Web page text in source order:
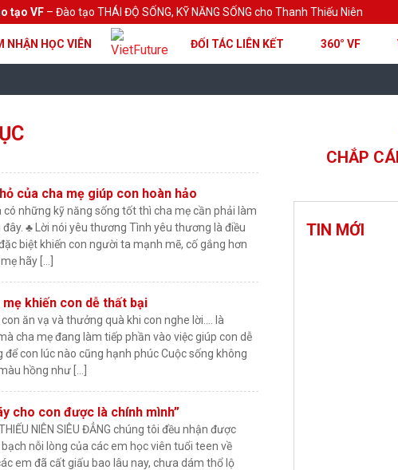
tạo VF – Đào tạo THÁI ĐỘ SỐNG, KỸ NĂNG SỐNG cho Thanh Thiếu Niên
NHẬN HỌC VIÊN ĐỐI TÁC LIÊN KẾT 360° VF
của cha mẹ giúp con hoàn hảo
có những kỹ năng sống tốt thì cha mẹ cần phải làm
♣ Lời nói yêu thương Tình yêu thương là điều
biệt khiến con người ta mạnh mẽ, cố gắng hơn
hãy […]
khiến con dễ thất bại
ăn vạ và thưởng quà khi con nghe lời…. là
cha mẹ đang làm tiếp phần vào việc giúp con dễ
để con lúc nào cũng hạnh phúc Cuộc sống không
hồng như […]
cho con được là chính mình”
NIÊN SIÊU ĐẲNG chúng tôi đều nhận được
nỗi lòng của các em học viên tuổi teen về
em đã cất giấu bao lâu nay, chưa dám thổ lộ
CHẮP
TIN MỚI